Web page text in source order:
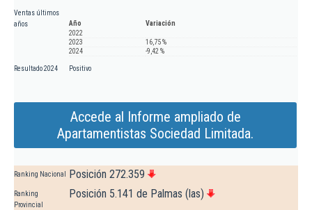
Ventas últimos
años
Año
Variación
2022
2023
16,75 %
2024
-9,42 %
Resultado 2024 Positivo
Accede al Informe ampliado de
Apartamentistas Sociedad Limitada.
Ranking Nacional Posición 272.359
Ranking
Provincial
Posición 5.141 de Palmas (las)